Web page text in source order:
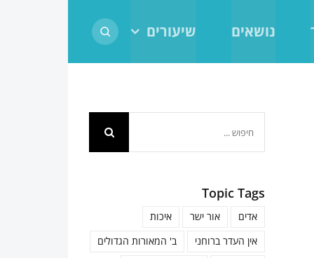
נושאים שיעורים
Topic Tags
אדים אור ישר
איכות
אין העדר ברוחני
ב' המאורות הגדולים